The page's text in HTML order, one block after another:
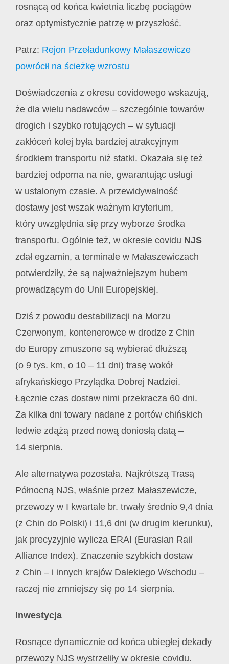
rosnącą od końca kwietnia liczbę pociągów
oraz optymistycznie patrzę w przyszłość.
Patrz: Rejon Przeładunkowy Małaszewicze
powrócił na ścieżkę wzrostu
Doświadczenia z okresu covidowego wskazują,
że dla wielu nadawców – szczególnie towarów
drogich i szybko rotujących – w sytuacji
zakłóceń kolej była bardziej atrakcyjnym
środkiem transportu niż statki. Okazała się też
bardziej odporna na nie, gwarantując usługi
w ustalonym czasie. A przewidywalność
dostawy jest wszak ważnym kryterium,
który uwzględnia się przy wyborze środka
transportu. Ogólnie też, w okresie covidu NJS
zdał egzamin, a terminale w Małaszewiczach
potwierdziły, że są najważniejszym hubem
prowadzącym do Unii Europejskiej.
Dziś z powodu destabilizacji na Morzu
Czerwonym, kontenerowce w drodze z Chin
do Europy zmuszone są wybierać dłuższą
(o 9 tys. km, o 10 – 11 dni) trasę wokół
afrykańskiego Przylądka Dobrej Nadziei.
Łącznie czas dostaw nimi przekracza 60 dni.
Za kilka dni towary nadane z portów chińskich
ledwie zdążą przed nową doniosłą datą –
14 sierpnia.
Ale alternatywa pozostała. Najkrótszą Trasą
Północną NJS, właśnie przez Małaszewicze,
przewozy w I kwartale br. trwały średnio 9,4 dnia
(z Chin do Polski) i 11,6 dni (w drugim kierunku),
jak precyzyjnie wylicza ERAI (Eurasian Rail
Alliance Index). Znaczenie szybkich dostaw
z Chin – i innych krajów Dalekiego Wschodu –
raczej nie zmniejszy się po 14 sierpnia.
Inwestycja
Rosnące dynamicznie od końca ubiegłej dekady
przewozy NJS wystrzeliły w okresie covidu.